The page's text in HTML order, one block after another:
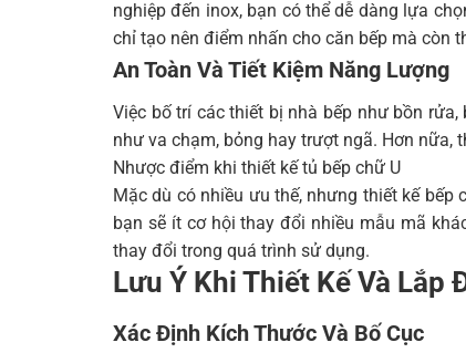
nghiệp đến inox, bạn có thể dễ dàng lựa
chỉ tạo nên điểm nhấn cho căn bếp mà còn
An Toàn Và Tiết Kiệm Năng Lượng
Việc bố trí các thiết bị nhà bếp như bồn
như va chạm, bỏng hay trượt ngã. Hơn nữa,
Nhược điểm khi thiết kế tủ bếp chữ U
Mặc dù có nhiều ưu thế, nhưng thiết kế
bạn sẽ ít cơ hội thay đổi nhiều mẫu mã
thay đổi trong quá trình sử dụng.
Lưu Ý Khi Thiết Kế Và Lắp
Xác Định Kích Thước Và Bố Cục